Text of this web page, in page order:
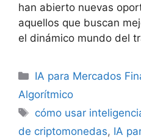
han abierto nuevas
aquellos que buscan
el dinámico mundo del
Categorías
IA para Mercados
Algorítmico
Etiquetas
cómo usar
de criptomonedas, IA